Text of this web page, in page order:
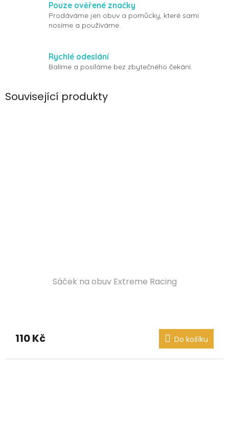
Pouze ověřené značky
Prodáváme jen obuv a pomůcky, které sami
nosíme a používáme.
Rychlé odeslání
Balíme a posíláme bez zbytečného čekání.
Související produkty
Sáček na obuv Extreme Racing
110 Kč Do košíku